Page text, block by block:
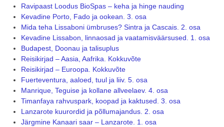
Ravipaast Loodus BioSpas – keha ja hinge nauding
Kevadine Porto, Fado ja ookean. 3. osa
Mida teha Lissaboni ümbruses? Sintra ja Cascais. 2. osa
Kevadine Lissabon, linnaosad ja vaatamisväärsused. 1. osa
Budapest, Doonau ja talisuplus
Reisikirjad – Aasia, Aafrika. Kokkuvõte
Reisikirjad – Euroopa. Kokkuvõte
Fuerteventura, aaloed, tuul ja liiv. 5. osa
Manrique, Teguise ja kollane allveelaev. 4. osa
Timanfaya rahvuspark, koopad ja kaktused. 3. osa
Lanzarote kuurordid ja põllumajandus. 2. osa
Järgmine Kanaari saar – Lanzarote. 1. osa